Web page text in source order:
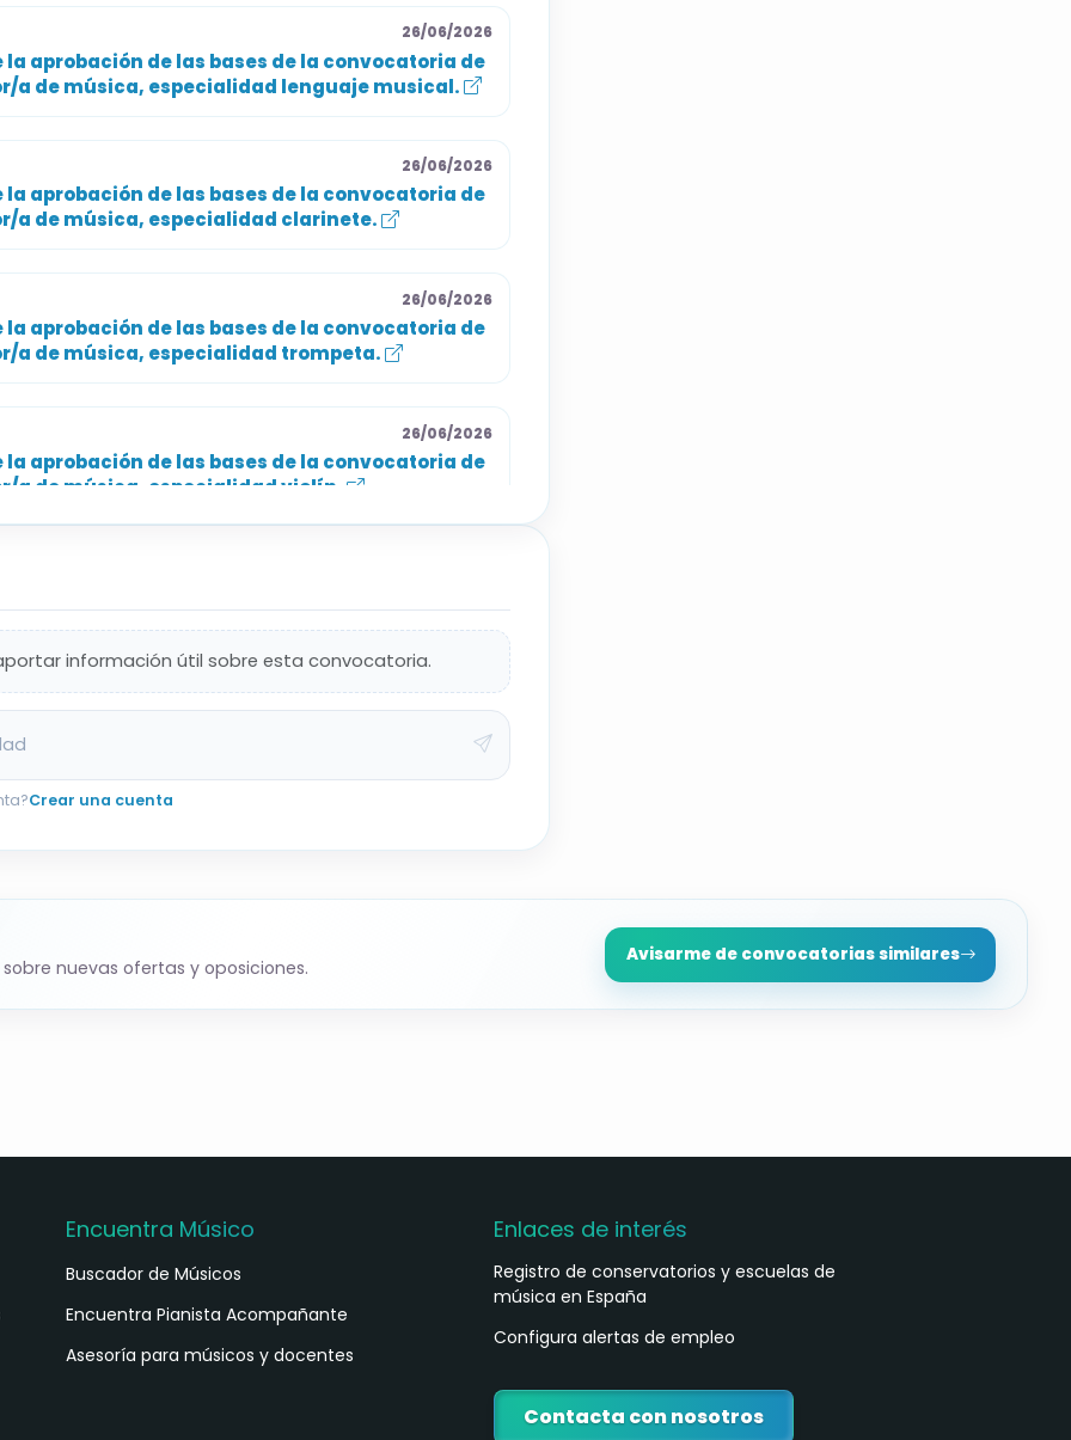
26/06/2026
aprobación de las bases de la convocatoria de
a de música, especialidad lenguaje musical.
26/06/2026
aprobación de las bases de la convocatoria de
a de música, especialidad clarinete.
26/06/2026
aprobación de las bases de la convocatoria de
a de música, especialidad trompeta.
26/06/2026
aprobación de las bases de la convocatoria de
a de música, especialidad violín.
información útil sobre esta convocatoria.
Crear una cuenta
nuevas ofertas y oposiciones.
Avisarme de convocatorias similares
Encuentra Músico
Buscador de Músicos
Encuentra Pianista Acompañante
Asesoría para músicos y docentes
Enlaces de interés
Registro de conservatorios y escuelas de
música en España
Configura alertas de empleo
Contacta con nosotros